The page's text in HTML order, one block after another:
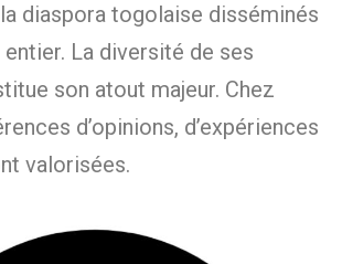
diaspora togolaise disséminés
La diversité de ses
son atout majeur. Chez
d’opinions, d’expériences
valorisées.